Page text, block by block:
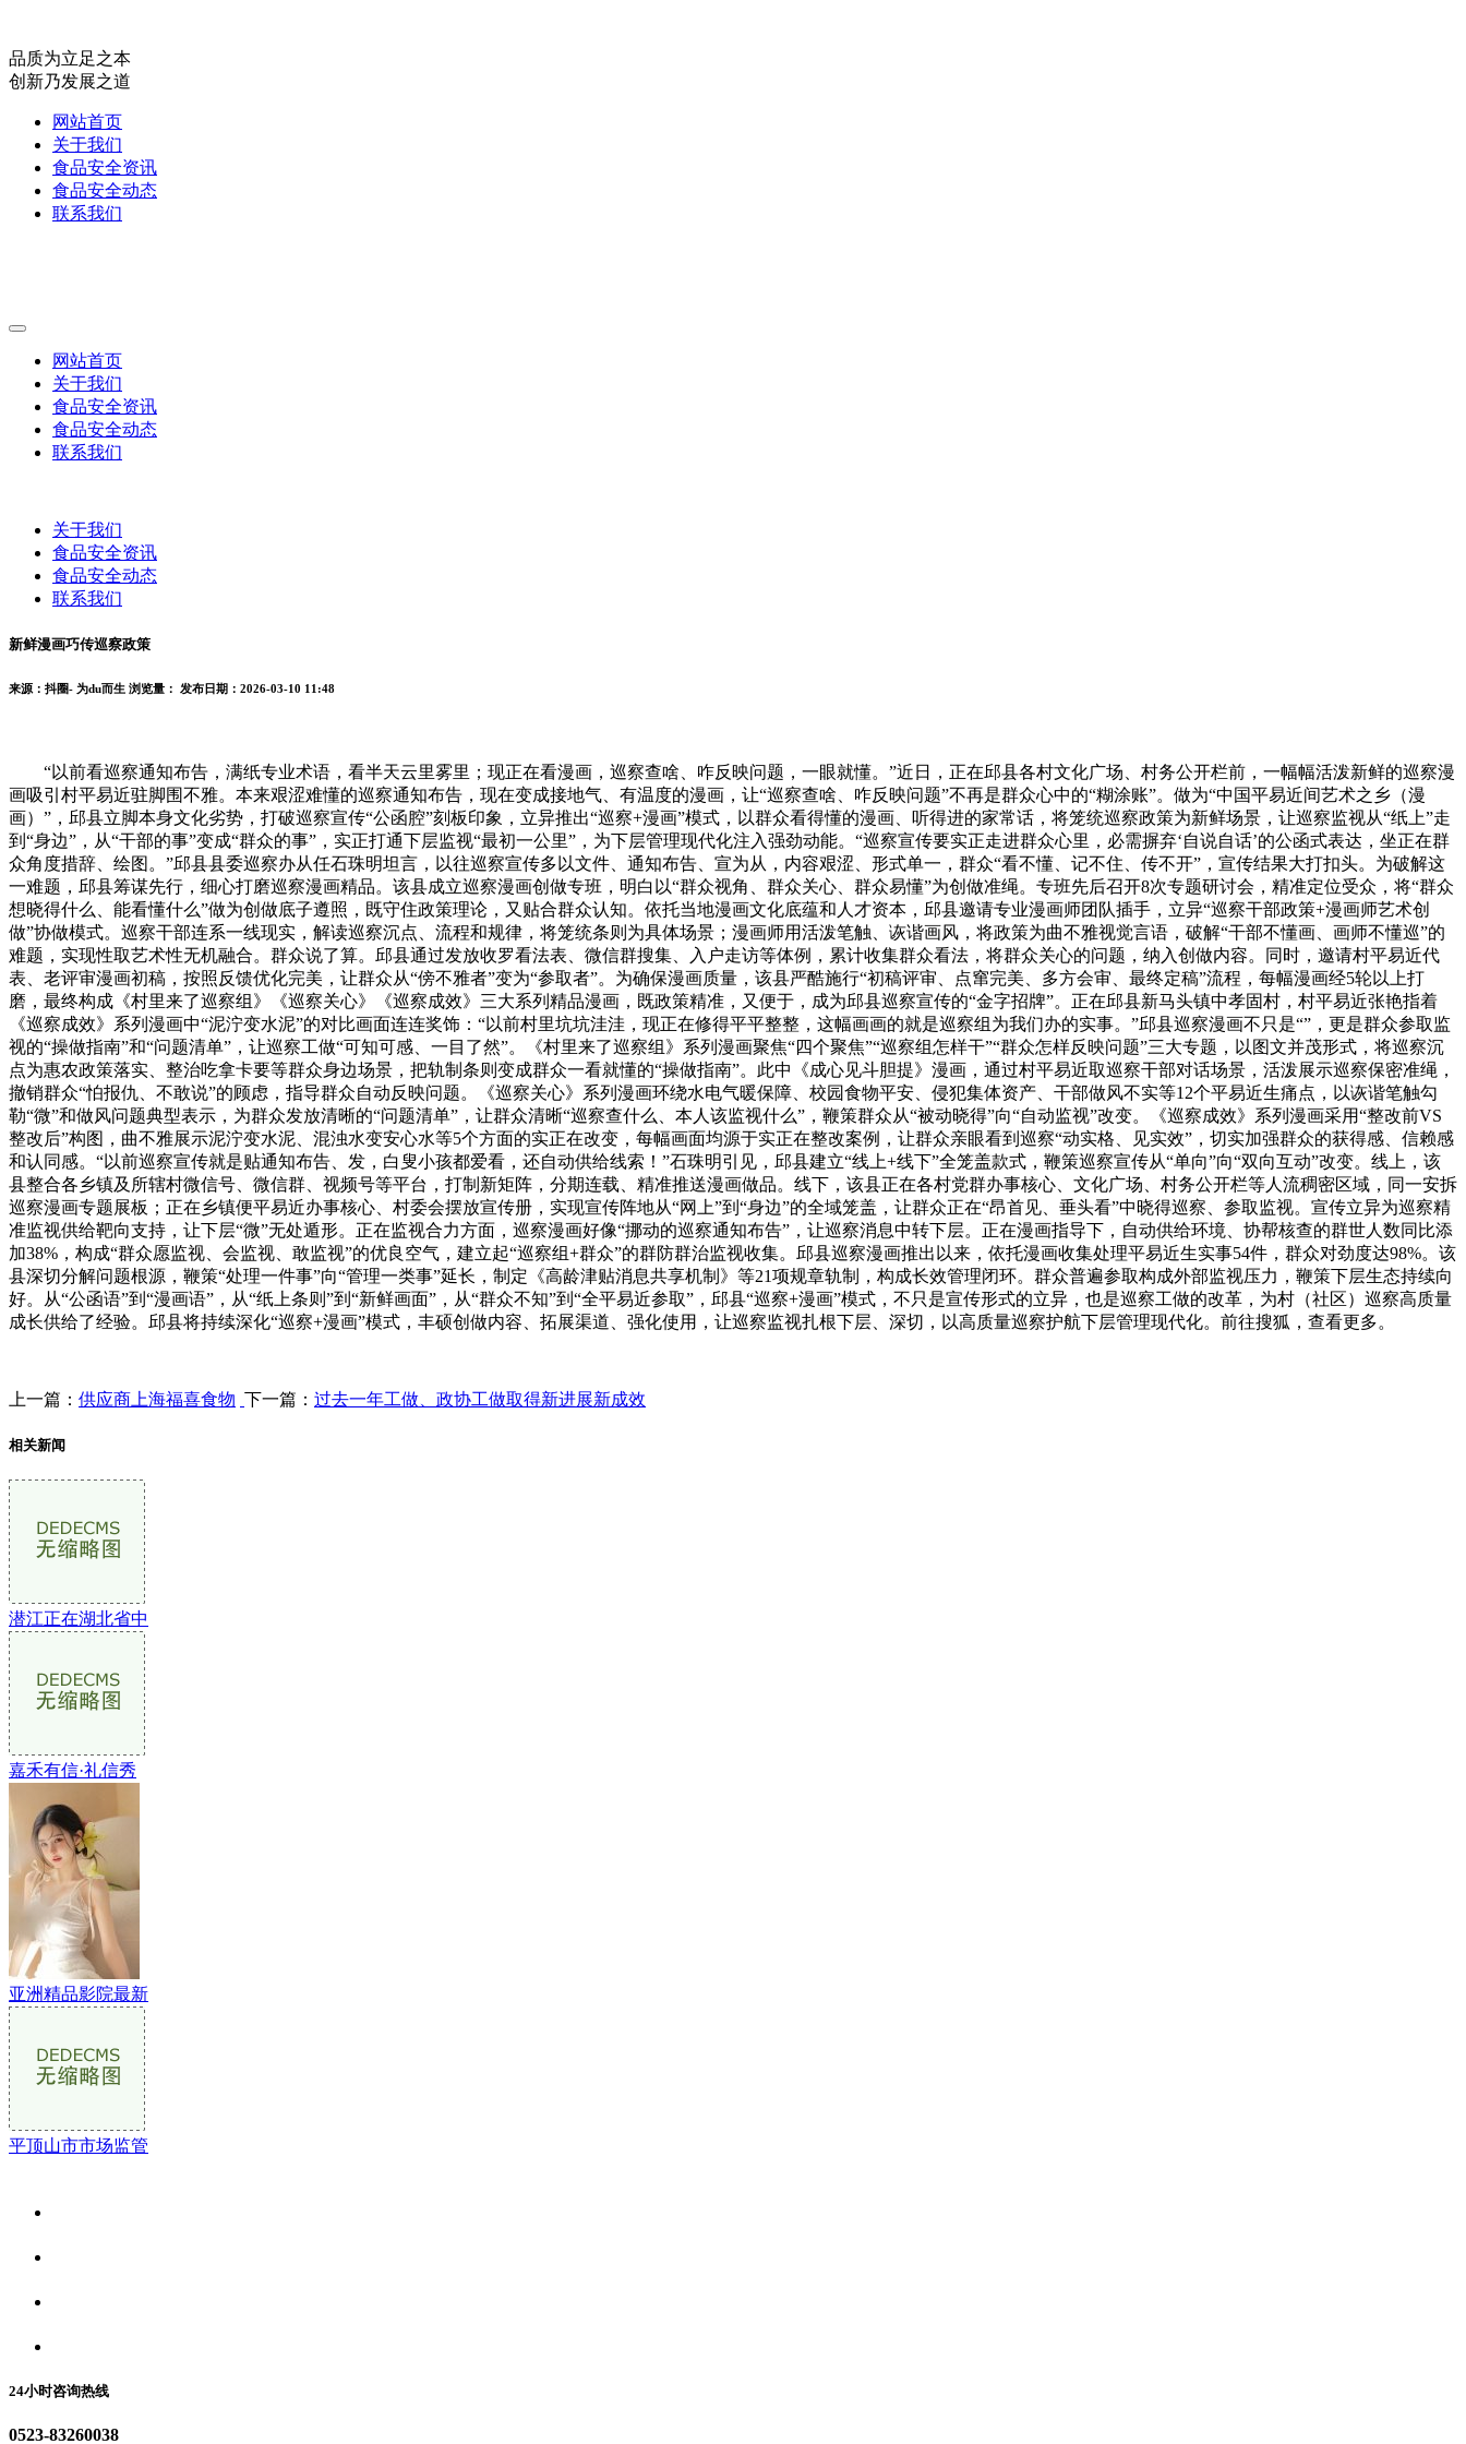
品质为立足之本
创新乃发展之道
网站首页
关于我们
食品安全资讯
食品安全动态
联系我们
网站首页
关于我们
食品安全资讯
食品安全动态
联系我们
关于我们
食品安全资讯
食品安全动态
联系我们
新鲜漫画巧传巡察政策
来源：抖圈- 为du而生 浏览量： 发布日期：2026-03-10 11:48
“以前看巡察通知布告，满纸专业术语，看半天云里雾里；现正在看漫画，巡察查啥、咋反映问题，一眼就懂。”近日，正在邱县各村文化广场、村务公开栏前，一幅幅活泼新鲜的巡察漫
画吸引村平易近驻脚围不雅。本来艰涩难懂的巡察通知布告，现在变成接地气、有温度的漫画，让“巡察查啥、咋反映问题”不再是群众心中的“糊涂账”。做为“中国平易近间艺术之乡（漫
画）”，邱县立脚本身文化劣势，打破巡察宣传“公函腔”刻板印象，立异推出“巡察+漫画”模式，以群众看得懂的漫画、听得进的家常话，将笼统巡察政策为新鲜场景，让巡察监视从“纸上”走
到“身边”，从“干部的事”变成“群众的事”，实正打通下层监视“最初一公里”，为下层管理现代化注入强劲动能。“巡察宣传要实正走进群众心里，必需摒弃‘自说自话’的公函式表达，坐正在群
众角度措辞、绘图。”邱县县委巡察办从任石珠明坦言，以往巡察宣传多以文件、通知布告、宣为从，内容艰涩、形式单一，群众“看不懂、记不住、传不开”，宣传结果大打扣头。为破解这
一难题，邱县筹谋先行，细心打磨巡察漫画精品。该县成立巡察漫画创做专班，明白以“群众视角、群众关心、群众易懂”为创做准绳。专班先后召开8次专题研讨会，精准定位受众，将“群众
想晓得什么、能看懂什么”做为创做底子遵照，既守住政策理论，又贴合群众认知。依托当地漫画文化底蕴和人才资本，邱县邀请专业漫画师团队插手，立异“巡察干部政策+漫画师艺术创
做”协做模式。巡察干部连系一线现实，解读巡察沉点、流程和规律，将笼统条则为具体场景；漫画师用活泼笔触、诙谐画风，将政策为曲不雅视觉言语，破解“干部不懂画、画师不懂巡”的
难题，实现性取艺术性无机融合。群众说了算。邱县通过发放收罗看法表、微信群搜集、入户走访等体例，累计收集群众看法，将群众关心的问题，纳入创做内容。同时，邀请村平易近代
表、老评审漫画初稿，按照反馈优化完美，让群众从“傍不雅者”变为“参取者”。为确保漫画质量，该县严酷施行“初稿评审、点窜完美、多方会审、最终定稿”流程，每幅漫画经5轮以上打
磨，最终构成《村里来了巡察组》《巡察关心》《巡察成效》三大系列精品漫画，既政策精准，又便于，成为邱县巡察宣传的“金字招牌”。正在邱县新马头镇中孝固村，村平易近张艳指着
《巡察成效》系列漫画中“泥泞变水泥”的对比画面连连奖饰：“以前村里坑坑洼洼，现正在修得平平整整，这幅画画的就是巡察组为我们办的实事。”邱县巡察漫画不只是“”，更是群众参取监
视的“操做指南”和“问题清单”，让巡察工做“可知可感、一目了然”。《村里来了巡察组》系列漫画聚焦“四个聚焦”“巡察组怎样干”“群众怎样反映问题”三大专题，以图文并茂形式，将巡察沉
点为惠农政策落实、整治吃拿卡要等群众身边场景，把轨制条则变成群众一看就懂的“操做指南”。此中《成心见斗胆提》漫画，通过村平易近取巡察干部对话场景，活泼展示巡察保密准绳，
撤销群众“怕报仇、不敢说”的顾虑，指导群众自动反映问题。《巡察关心》系列漫画环绕水电气暖保障、校园食物平安、侵犯集体资产、干部做风不实等12个平易近生痛点，以诙谐笔触勾
勒“微”和做风问题典型表示，为群众发放清晰的“问题清单”，让群众清晰“巡察查什么、本人该监视什么”，鞭策群众从“被动晓得”向“自动监视”改变。《巡察成效》系列漫画采用“整改前VS
整改后”构图，曲不雅展示泥泞变水泥、混浊水变安心水等5个方面的实正在改变，每幅画面均源于实正在整改案例，让群众亲眼看到巡察“动实格、见实效”，切实加强群众的获得感、信赖感
和认同感。“以前巡察宣传就是贴通知布告、发，白叟小孩都爱看，还自动供给线索！”石珠明引见，邱县建立“线上+线下”全笼盖款式，鞭策巡察宣传从“单向”向“双向互动”改变。线上，该
县整合各乡镇及所辖村微信号、微信群、视频号等平台，打制新矩阵，分期连载、精准推送漫画做品。线下，该县正在各村党群办事核心、文化广场、村务公开栏等人流稠密区域，同一安拆
巡察漫画专题展板；正在乡镇便平易近办事核心、村委会摆放宣传册，实现宣传阵地从“网上”到“身边”的全域笼盖，让群众正在“昂首见、垂头看”中晓得巡察、参取监视。宣传立异为巡察精
准监视供给靶向支持，让下层“微”无处遁形。正在监视合力方面，巡察漫画好像“挪动的巡察通知布告”，让巡察消息中转下层。正在漫画指导下，自动供给环境、协帮核查的群世人数同比添
加38%，构成“群众愿监视、会监视、敢监视”的优良空气，建立起“巡察组+群众”的群防群治监视收集。邱县巡察漫画推出以来，依托漫画收集处理平易近生实事54件，群众对劲度达98%。该
县深切分解问题根源，鞭策“处理一件事”向“管理一类事”延长，制定《高龄津贴消息共享机制》等21项规章轨制，构成长效管理闭环。群众普遍参取构成外部监视压力，鞭策下层生态持续向
好。从“公函语”到“漫画语”，从“纸上条则”到“新鲜画面”，从“群众不知”到“全平易近参取”，邱县“巡察+漫画”模式，不只是宣传形式的立异，也是巡察工做的改革，为村（社区）巡察高质量
成长供给了经验。邱县将持续深化“巡察+漫画”模式，丰硕创做内容、拓展渠道、强化使用，让巡察监视扎根下层、深切，以高质量巡察护航下层管理现代化。前往搜狐，查看更多。
上一篇： 供应商上海福喜食物 下一篇： 过去一年工做、政协工做取得新进展新成效
相关新闻
潜江正在湖北省中
嘉禾有信·礼信秀
亚洲精品影院最新
平顶山市市场监管
24小时咨询热线
0523-83260038